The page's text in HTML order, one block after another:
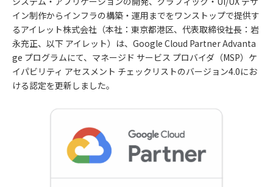
イン制作からインフラの構築・運用までをワンストップで提供す
るアイレット株式会社（本社：東京都港区、代表取締役社長：岩
永充正、以下 アイレット）は、Google Cloud Partner Advanta
ge プログラムにて、マネージド サービス プロバイダ（MSP）ケ
イパビリティ アセスメント チェックリストのバージョン4.0にお
ける認定を更新しました。